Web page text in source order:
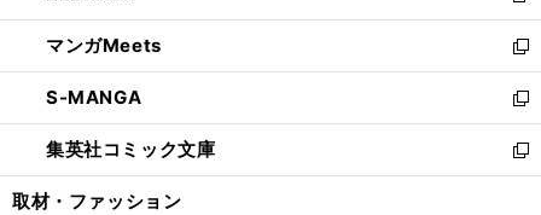
開
く
ウ
で
開
く
ン
ド
ウ
で
開
く
ウ
ィ
ン
ド
ウ
で
開
し
い
ウ
ィ
ン
ド
ウ
マンガMeets
新
し
い
ウ
ィ
ン
S-MANGA
新
し
い
ウ
集英社コミック文庫
新
し
取材・ファッション